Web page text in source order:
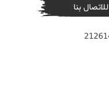
للاتصال بنا